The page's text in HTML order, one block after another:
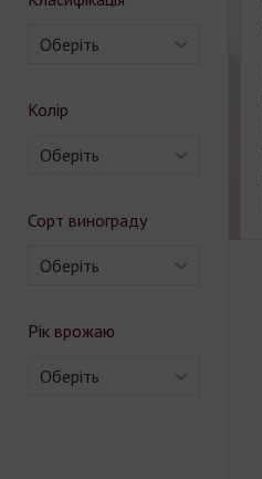
Оберіть
Колір
Оберіть
Сорт винограду
Оберіть
Рік врожаю
Оберіть